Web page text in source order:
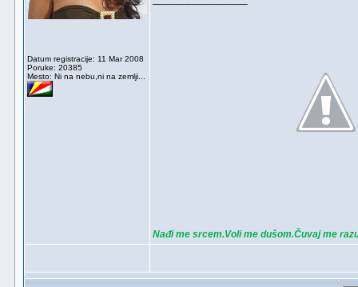
Datum registracije: 11 Mar 2008
Poruke: 20385
Mesto: Ni na nebu,ni na zemlji...
Nađi me srcem.Voli me dušom.Čuvaj me